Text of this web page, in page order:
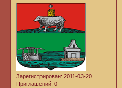
Зарегистрирован: 2011-03-20
Приглашений: 0